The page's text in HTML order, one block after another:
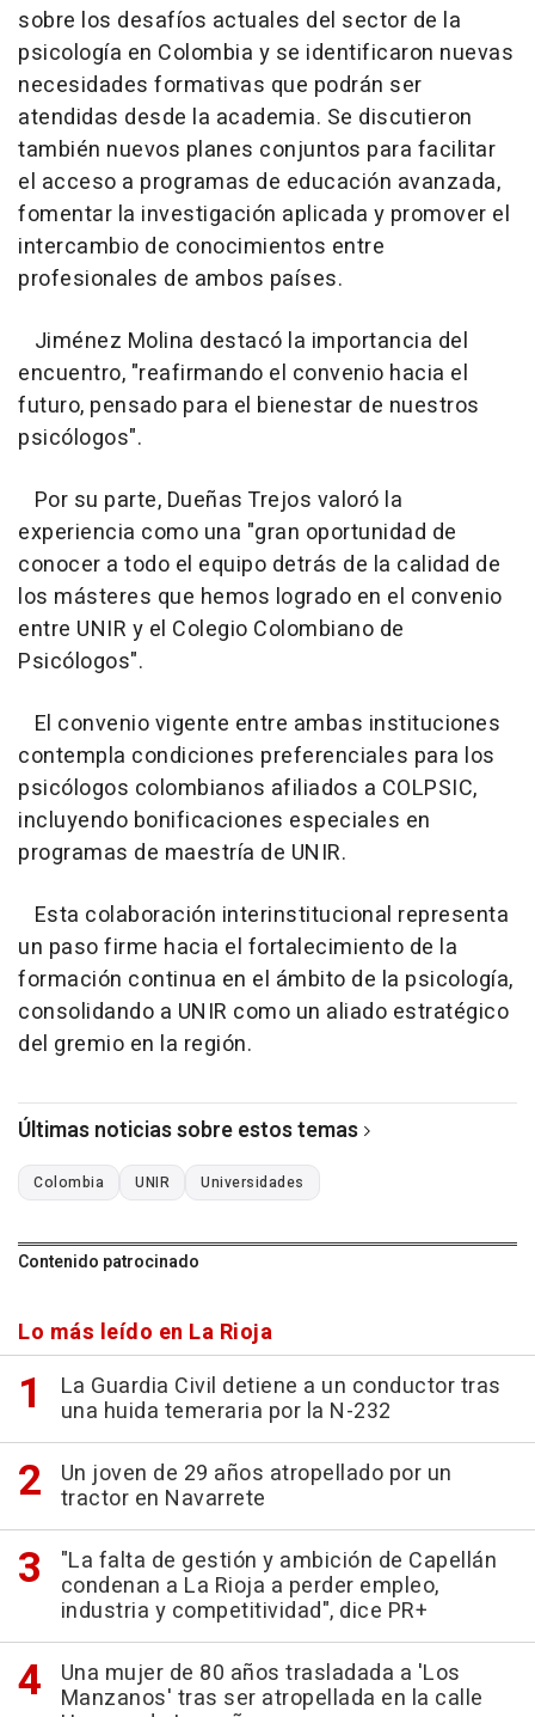
sobre los desafíos actuales del sector de la
psicología en Colombia y se identificaron nuevas
necesidades formativas que podrán ser
atendidas desde la academia. Se discutieron
también nuevos planes conjuntos para facilitar
el acceso a programas de educación avanzada,
fomentar la investigación aplicada y promover el
intercambio de conocimientos entre
profesionales de ambos países.
Jiménez Molina destacó la importancia del
encuentro, "reafirmando el convenio hacia el
futuro, pensado para el bienestar de nuestros
psicólogos".
Por su parte, Dueñas Trejos valoró la
experiencia como una "gran oportunidad de
conocer a todo el equipo detrás de la calidad de
los másteres que hemos logrado en el convenio
entre UNIR y el Colegio Colombiano de
Psicólogos".
El convenio vigente entre ambas instituciones
contempla condiciones preferenciales para los
psicólogos colombianos afiliados a COLPSIC,
incluyendo bonificaciones especiales en
programas de maestría de UNIR.
Esta colaboración interinstitucional representa
un paso firme hacia el fortalecimiento de la
formación continua en el ámbito de la psicología,
consolidando a UNIR como un aliado estratégico
del gremio en la región.
Últimas noticias sobre estos temas
Colombia UNIR Universidades
Contenido patrocinado
Lo más leído en La Rioja
La Guardia Civil detiene a un conductor tras
una huida temeraria por la N-232
Un joven de 29 años atropellado por un
tractor en Navarrete
"La falta de gestión y ambición de Capellán
condenan a La Rioja a perder empleo,
industria y competitividad", dice PR+
Una mujer de 80 años trasladada a 'Los
Manzanos' tras ser atropellada en la calle